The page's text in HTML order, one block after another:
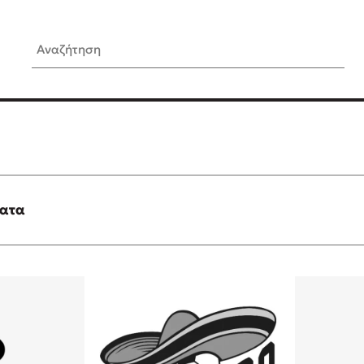
Αναζήτηση
είναι «το πρόβλημα»
Τι είναι η
Δανάη Δεληγεώργη απαντά!
Συγχαρητήρια, Πέθανες!